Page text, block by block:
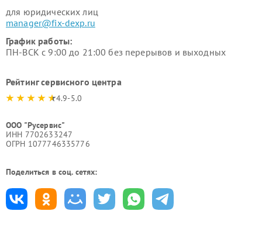
для юридических лиц
manager@fix-dexp.ru
График работы:
ПН-ВСК с 9:00 до 21:00 без перерывов и выходных
Рейтинг сервисного центра
4.9-5.0
ООО "Русервис"
ИНН 7702633247
ОГРН 1077746335776
Поделиться в соц. сетях: